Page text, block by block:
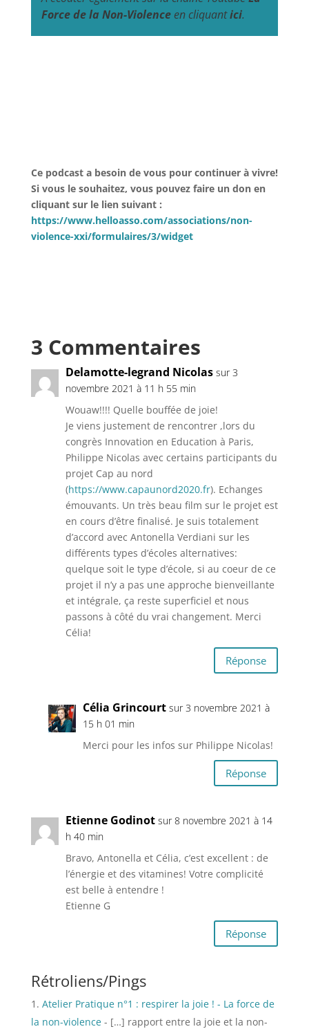
Force de la Non-Violenceen cliquantici.
Ce podcast a besoin de vous pour continuer à vivre!
Si vous le souhaitez, vous pouvez faire un don en
cliquant sur le lien suivant :
https://www.helloasso.com/associations/non-
violence-xxi/formulaires/3/widget
3 Commentaires
Delamotte-legrand Nicolas sur 3
novembre 2021 à 11 h 55 min
Wouaw!!!! Quelle bouffée de joie!
Je viens justement de rencontrer ,lors du
congrès Innovation en Education à Paris,
Philippe Nicolas avec certains participants du
projet Cap au nord
(https://www.capaunord2020.fr). Echanges
émouvants. Un très beau film sur le projet est
en cours d’être finalisé. Je suis totalement
d’accord avec Antonella Verdiani sur les
différents types d’écoles alternatives:
quelque soit le type d’école, si au coeur de ce
projet il n’y a pas une approche bienveillante
et intégrale, ça reste superficiel et nous
passons à côté du vrai changement. Merci
Célia!
Réponse
Célia Grincourt sur 3 novembre 2021 à
15 h 01 min
Merci pour les infos sur Philippe Nicolas!
Réponse
Etienne Godinot sur 8 novembre 2021 à 14
h 40 min
Bravo, Antonella et Célia, c’est excellent : de
l’énergie et des vitamines! Votre complicité
est belle à entendre !
Etienne G
Réponse
Rétroliens/Pings
Atelier Pratique n°1 : respirer la joie ! - La force de
la non-violence- […] rapport entre la joie et la non-